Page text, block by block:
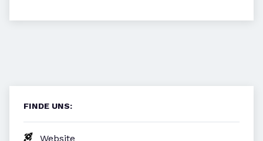
FINDE UNS:
Website